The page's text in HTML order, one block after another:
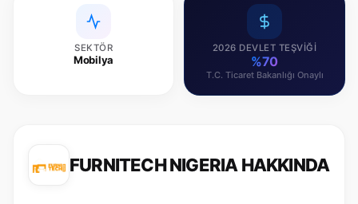
SEKTÖR
Mobilya
2026 DEVLET TEŞVIĞI
%70
T.C. Ticaret Bakanlığı Onaylı
FURNITECH NIGERIA HAKKINDA